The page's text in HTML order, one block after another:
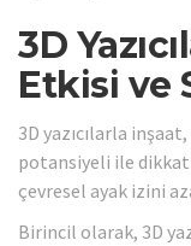
3D
Etkisi ve
3D yazıcılarla
potansiyeli ile
çevresel ayak izini
Birincil olarak, 3D